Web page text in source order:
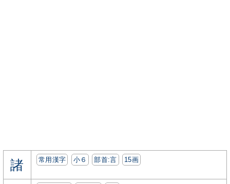
諸 常用漢字 小６ 部首:⾔ 15画